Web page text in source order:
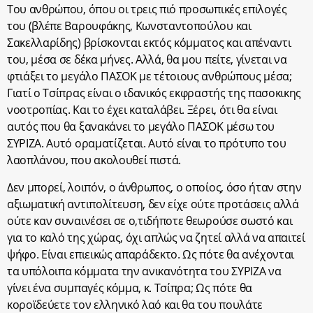
Του ανθρώπου, όπου οι τρεις πιό προσωπικές επιλογές
του (βλέπε Βαρουφάκης, Κωνσταντοπούλου και
Σακελλαρίδης) βρίσκονται εκτός κόμματος και απέναντι
του, μέσα σε δέκα μήνες. Αλλά, θα μου πείτε, γίνεται να
φτιάξει το μεγάλο ΠΑΣΟΚ με τέτοιους ανθρώπους μέσα;
Γιατί ο Τσίπρας είναι ο ιδανικός εκφραστής της πασοκικης
νοοτροπίας. Και το έχει καταλάβει. Ξέρει, ότι θα είναι
αυτός που θα ξανακάνει το μεγάλο ΠΑΣΟΚ μέσω του
ΣΥΡΙΖΑ. Αυτό οραματίζεται. Αυτό είναι το πρότυπο του
λαοπλάνου, που ακολουθεί πιστά.
Δεν μπορεί, λοιπόν, ο άνθρωπος, ο οποίος, όσο ήταν στην
αξιωματική αντιπολίτευση, δεν είχε ούτε προτάσεις αλλά
ούτε καν συναινέσει σε ο,τιδήποτε θεωρούσε σωστό και
για το καλό της χώρας, όχι απλώς να ζητεί αλλά να απαιτεί
ψήφο. Είναι επιεικώς απαράδεκτο. Ως πότε θα ανέχονται
τα υπόλοιπα κόμματα την ανικανότητα του ΣΥΡΙΖΑ να
γίνει ένα συμπαγές κόμμα, κ. Τσίπρα; Ως πότε θα
κοροϊδεύετε τον ελληνικό λαό και θα του πουλάτε